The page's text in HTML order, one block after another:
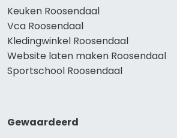
Keuken Roosendaal
Vca Roosendaal
Kledingwinkel Roosendaal
Website laten maken Roosendaal
Sportschool Roosendaal
Gewaardeerd